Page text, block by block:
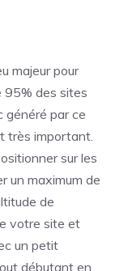
majeur pour
95% des sites
généré par ce
très important.
sur les
un maximum de
de
votre site et
un petit
débutant en